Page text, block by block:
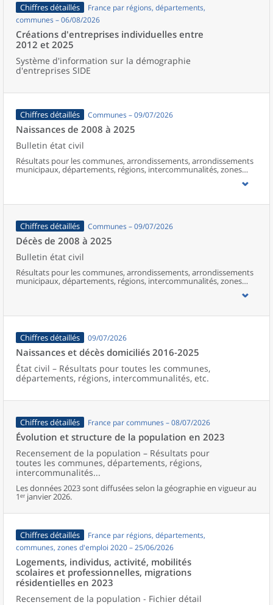
Chiffres détaillés
France par régions, départements,
communes – 06/08/2026
Créations d'entreprises individuelles entre
2012 et 2025
Système d'information sur la démographie
d'entreprises SIDE
Chiffres détaillés Communes – 09/07/2026
Naissances de 2008 à 2025
Bulletin état civil
Résultats pour les communes, arrondissements, arrondissements
municipaux, départements, régions, intercommunalités, zones
d’emploi, bassins de vie, unités urbaines et aires d’attraction des
Chiffres détaillés Communes – 09/07/2026
Décès de 2008 à 2025
Bulletin état civil
Résultats pour les communes, arrondissements, arrondissements
municipaux, départements, régions, intercommunalités, zones
d’emploi, bassins de vie, unités urbaines et aires d’attraction des
Chiffres détaillés 09/07/2026
Naissances et décès domiciliés 2016-2025
État civil – Résultats pour toutes les communes,
départements, régions, intercommunalités, etc.
Chiffres détaillés France par communes – 08/07/2026
Évolution et structure de la population en 2023
Recensement de la population – Résultats pour
toutes les communes, départements, régions,
intercommunalités...
Les données 2023 sont diffusées selon la géographie en vigueur au
1ᵉʳ janvier 2026.
Chiffres détaillés
France par régions, départements,
communes, zones d'emploi 2020 – 25/06/2026
Logements, individus, activité, mobilités
scolaires et professionnelles, migrations
résidentielles en 2023
Recensement de la population - Fichier détail